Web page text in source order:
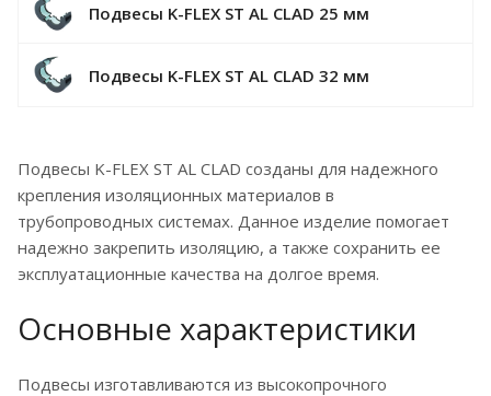
Подвесы K-FLEX ST AL CLAD 25 мм
Подвесы K-FLEX ST AL CLAD 32 мм
Подвесы K-FLEX ST AL CLAD созданы для надежного
крепления изоляционных материалов в
трубопроводных системах. Данное изделие помогает
надежно закрепить изоляцию, а также сохранить ее
эксплуатационные качества на долгое время.
Основные характеристики
Подвесы изготавливаются из высокопрочного